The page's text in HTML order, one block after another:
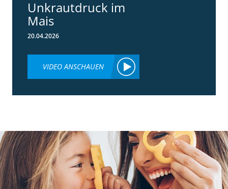
Unkrautdruck im
Mais
20.04.2026
VIDEO ANSCHAUEN